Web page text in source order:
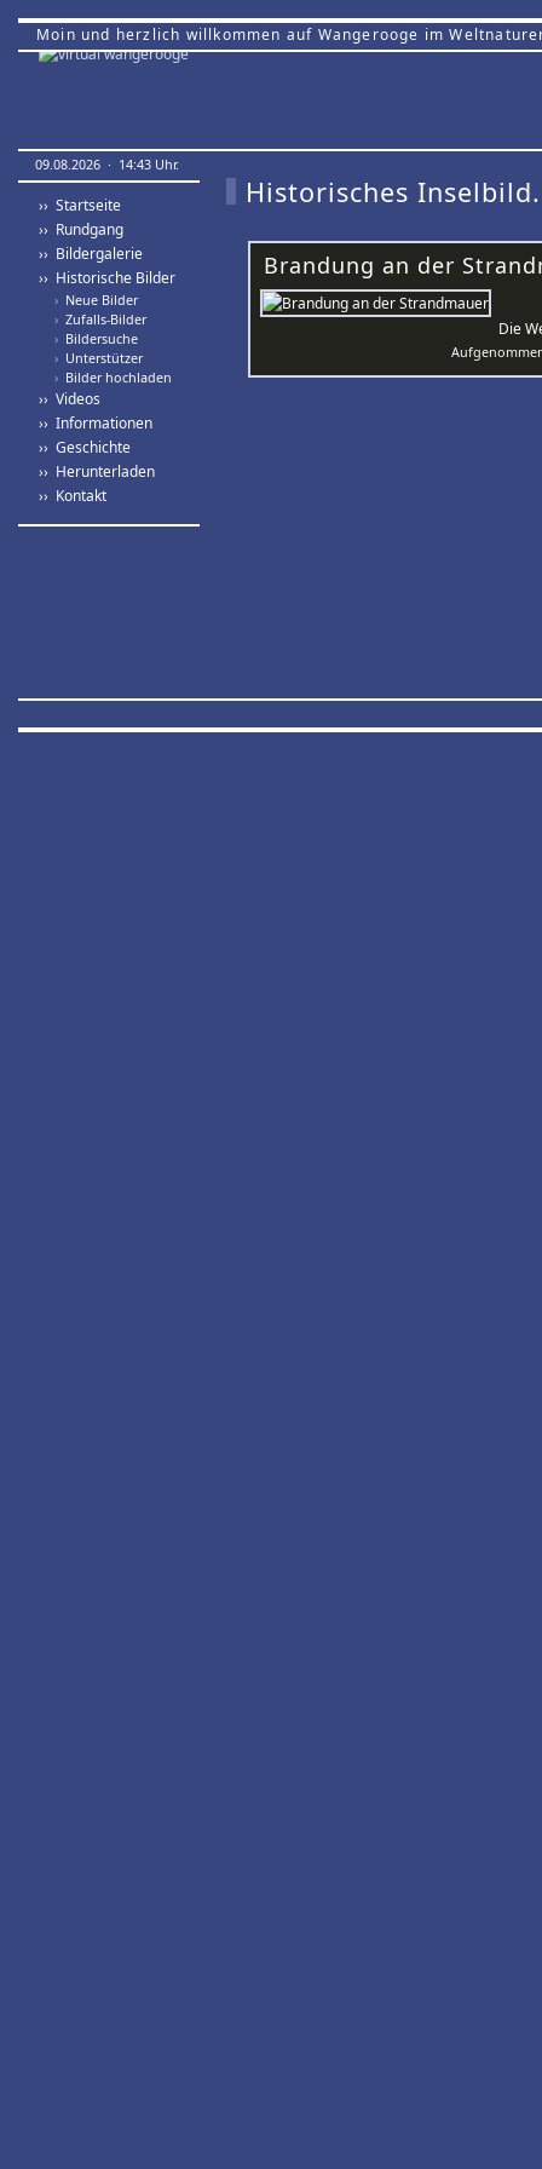
Moin und herzlich willkommen auf Wangerooge im
09.08.2026 · 14:43 Uhr.
›› Startseite
›› Rundgang
›› Bildergalerie
›› Historische Bilder
› Neue Bilder
› Zufalls-Bilder
› Bildersuche
› Unterstützer
› Bilder hochladen
›› Videos
›› Informationen
›› Geschichte
›› Herunterladen
›› Kontakt
Historisches Inselbild.
Brandung an der
Die